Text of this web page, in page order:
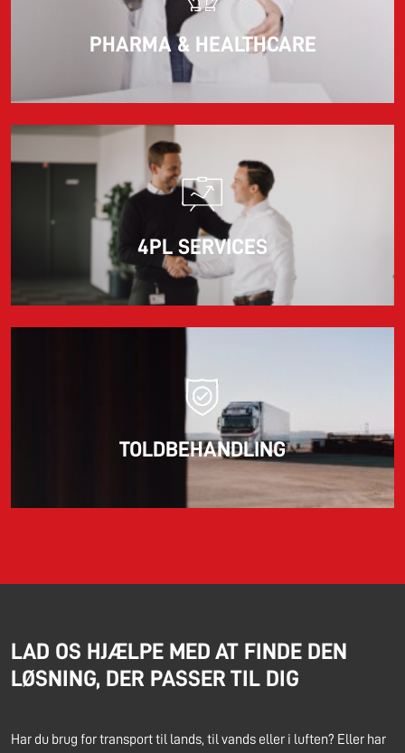
PHARMA & HEALTHCARE
4PL SERVICES
TOLDBEHANDLING
LAD OS HJÆLPE MED AT FINDE DEN
LØSNING, DER PASSER TIL DIG
Har du brug for transport til lands, til vands eller i luften? Eller har